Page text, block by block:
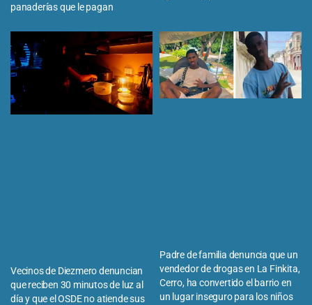
panaderías que le pagan
Vecinos de Diezmero denuncian
que reciben 30 minutos de luz al
día y que el OSDE no atiende sus
Padre de familia denuncia que un
vendedor de drogas en La Finkita,
Cerro, ha convertido el barrio en
un lugar inseguro para los niños